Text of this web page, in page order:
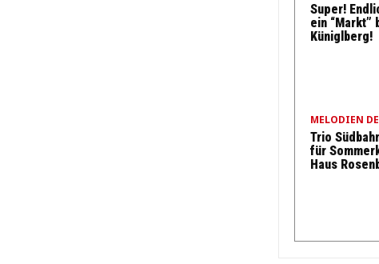
Super!
ein “Markt”
Küniglberg!
MELODIEN
Trio
für
Haus